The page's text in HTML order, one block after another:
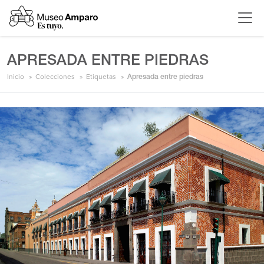
APRESADA ENTRE PIEDRAS
Inicio Colecciones Etiquetas Apresada entre piedras